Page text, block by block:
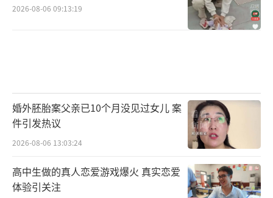
2026-08-06 09:13:19
婚外胚胎案父亲已10个月没见过女儿 案
件引发热议
2026-08-06 13:03:24
高中生做的真人恋爱游戏爆火 真实恋爱
体验引关注